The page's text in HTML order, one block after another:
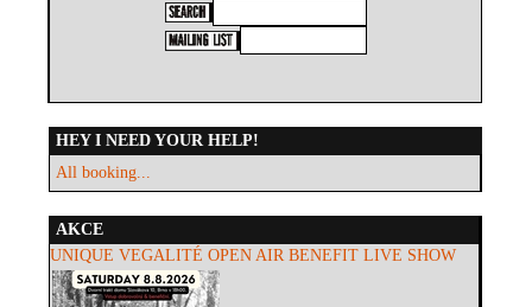
HEY I NEED YOUR HELP!
All booking...
AKCE
UNIQUE VEGALITÉ OPEN AIR BENEFIT LIVE SHOW